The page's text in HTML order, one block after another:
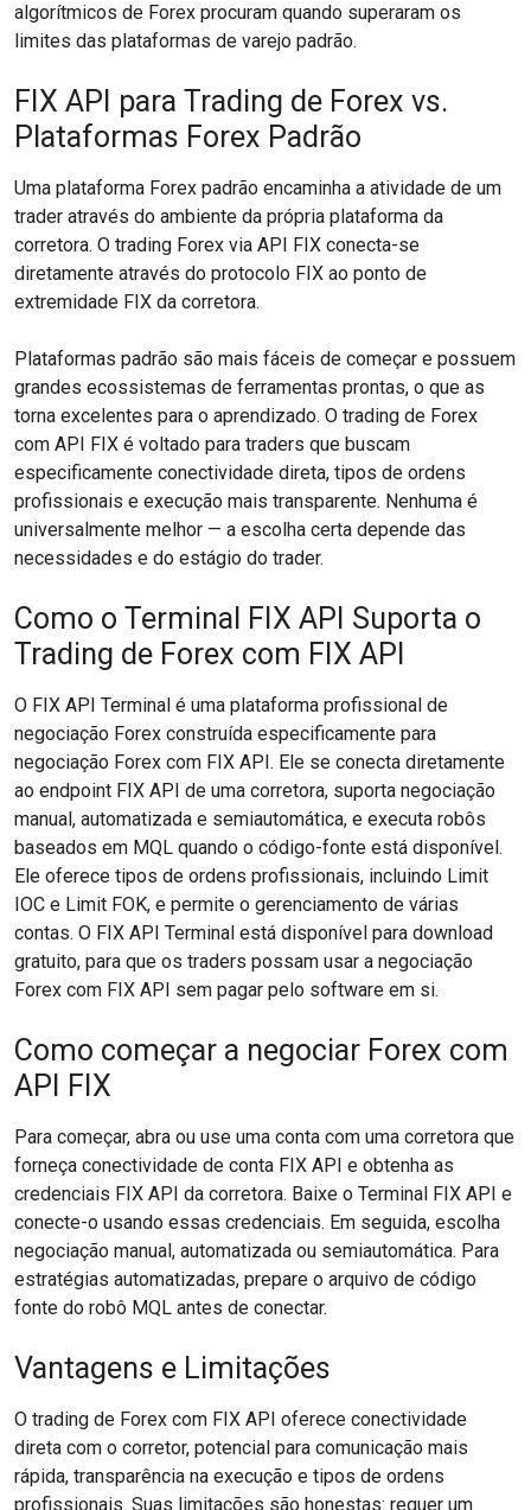
algorítmicos de Forex procuram quando superaram os
limites das plataformas de varejo padrão.
FIX API para Trading de Forex vs.
Plataformas Forex Padrão
Uma plataforma Forex padrão encaminha a atividade de um
trader através do ambiente da própria plataforma da
corretora. O trading Forex via API FIX conecta-se
diretamente através do protocolo FIX ao ponto de
extremidade FIX da corretora.
Plataformas padrão são mais fáceis de começar e possuem
grandes ecossistemas de ferramentas prontas, o que as
torna excelentes para o aprendizado. O trading de Forex
com API FIX é voltado para traders que buscam
especificamente conectividade direta, tipos de ordens
profissionais e execução mais transparente. Nenhuma é
universalmente melhor — a escolha certa depende das
necessidades e do estágio do trader.
Como o Terminal FIX API Suporta o
Trading de Forex com FIX API
O FIX API Terminal é uma plataforma profissional de
negociação Forex construída especificamente para
negociação Forex com FIX API. Ele se conecta diretamente
ao endpoint FIX API de uma corretora, suporta negociação
manual, automatizada e semiautomática, e executa robôs
baseados em MQL quando o código-fonte está disponível.
Ele oferece tipos de ordens profissionais, incluindo Limit
IOC e Limit FOK, e permite o gerenciamento de várias
contas. O FIX API Terminal está disponível para download
gratuito, para que os traders possam usar a negociação
Forex com FIX API sem pagar pelo software em si.
Como começar a negociar Forex com
API FIX
Para começar, abra ou use uma conta com uma corretora que
forneça conectividade de conta FIX API e obtenha as
credenciais FIX API da corretora. Baixe o Terminal FIX API e
conecte-o usando essas credenciais. Em seguida, escolha
negociação manual, automatizada ou semiautomática. Para
estratégias automatizadas, prepare o arquivo de código
fonte do robô MQL antes de conectar.
Vantagens e Limitações
O trading de Forex com FIX API oferece conectividade
direta com o corretor, potencial para comunicação mais
rápida, transparência na execução e tipos de ordens
profissionais. Suas limitações são honestas: requer um